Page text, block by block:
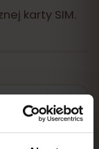
karty SIM.